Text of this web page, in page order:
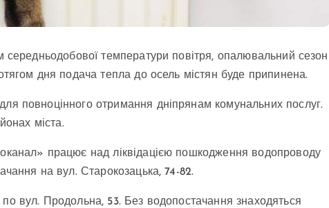
температури повітря, опалювальний сезон
дня подача тепла до осель містян буде припинена.
повноцінного отримання дніпрянам комунальних послуг.
міста.
працює над ліквідацією пошкодження водопроводу
на вул. Старокозацька, 74-82.
вул. Продольна, 53. Без водопостачання знаходяться